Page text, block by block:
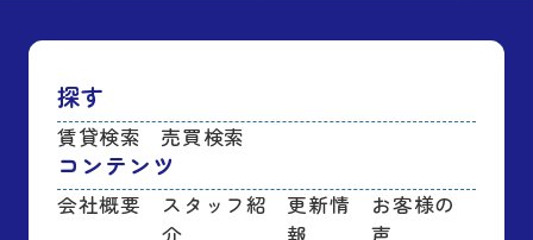
探す
賃貸検索 売買検索
コンテンツ
会社概要
スタッフ紹
介
更新情
報
お客様の
声